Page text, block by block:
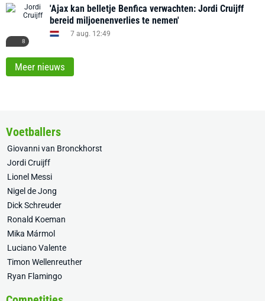
8
'Ajax kan belletje Benfica verwachten: Jordi Cruijff
bereid miljoenenverlies te nemen'
7 aug. 12:49
Meer nieuws
Voetballers
Giovanni van Bronckhorst
Jordi Cruijff
Lionel Messi
Nigel de Jong
Dick Schreuder
Ronald Koeman
Mika Mármol
Luciano Valente
Timon Wellenreuther
Ryan Flamingo